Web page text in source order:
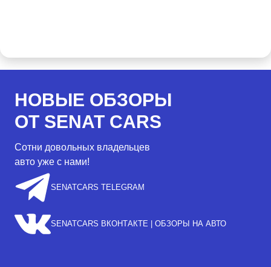
НОВЫЕ ОБЗОРЫ
ОТ SENAT CARS
Сотни довольных владельцев
авто уже с нами!
SENATCARS TELEGRAM
SENATCARS ВКОНТАКТЕ | ОБЗОРЫ НА АВТО